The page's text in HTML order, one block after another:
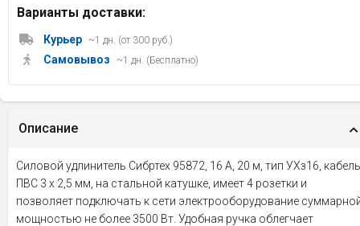
Варианты доставки:
Курьер ~1 дн. (от 300 руб.)
Самовывоз ~1 дн. (Бесплатно)
Описание
Силовой удлинитель Сибртех 95872, 16 А, 20 м, тип УХз16, кабель
ПВС 3 х 2,5 мм, на стальной катушке, имеет 4 розетки и
позволяет подключать к сети электрооборудование
мощностью не более 3500 Вт. Удобная ручка облегчает